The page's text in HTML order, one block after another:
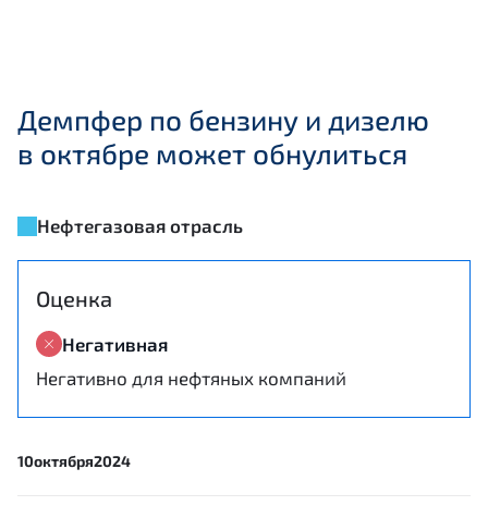
Демпфер по бензину и дизелю
в октябре может обнулиться
Нефтегазовая отрасль
Оценка
Негативная
Негативно для нефтяных компаний
10октября2024